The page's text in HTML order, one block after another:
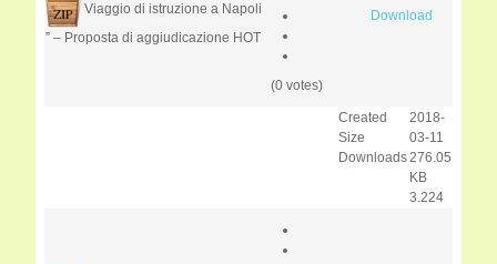
Viaggio di istruzione a Napoli
” – Proposta di aggiudicazione HOT
(0 votes)
Download
Created
Size
Downloads
2018-
03-11
276.05
KB
3.224